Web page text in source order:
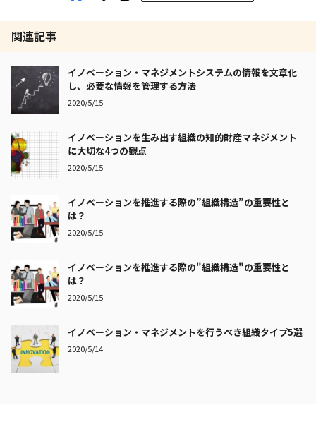
関連記事
イノベーション・マネジメントシステムの情報を文章化
し、必要な情報を管理する方法
2020/5/15
イノベーションを生み出す組織の知的財産マネジメント
に大切な4つの観点
2020/5/15
イノベーションを推進する際の”組織構造”の重要性と
は？
2020/5/15
イノベーションを推進する際の"組織構造"の重要性と
は？
2020/5/15
イノベーション・マネジメントを行うべき組織タイプ5選
2020/5/14